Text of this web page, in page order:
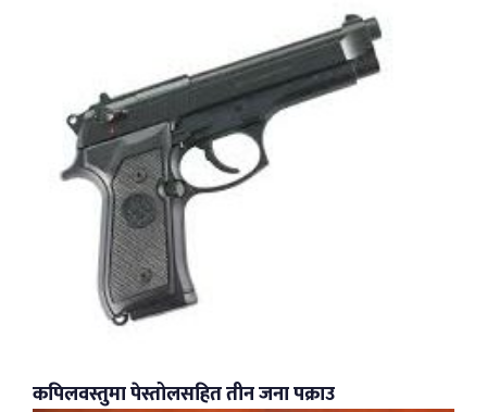
कपिलवस्तुमा पेस्तोलसहित तीन जना पक्राउ